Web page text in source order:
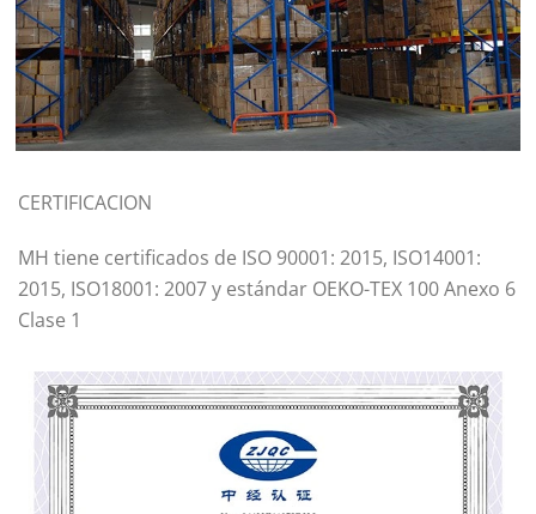
CERTIFICACION
MH tiene certificados de ISO 90001: 2015, ISO14001:
2015, ISO18001: 2007 y estándar OEKO-TEX 100 Anexo 6
Clase 1